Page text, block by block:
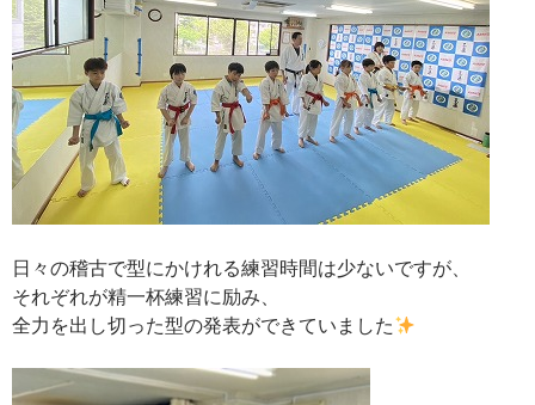
日々の稽古で型にかけれる練習時間は少ないですが、
それぞれが精一杯練習に励み、
全力を出し切った型の発表ができていました